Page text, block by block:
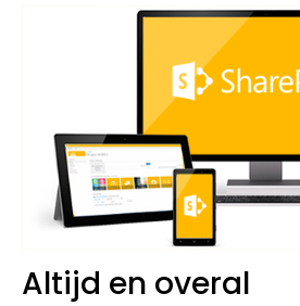
Altijd en overal